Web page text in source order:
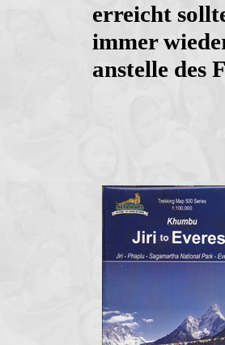
erreicht
immer
anstelle des